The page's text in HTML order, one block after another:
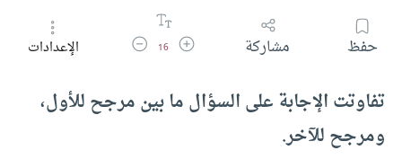
حفظ مشاركة زيادة حجم الخط
16 تقليل حجم الخطالإعدادات
تفاوتت الإجابة على السؤال ما بين مرجح للأول،
ومرجح للآخر.